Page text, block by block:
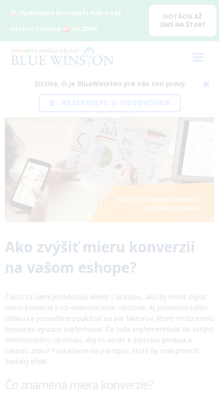
Vyskúšajte Microsoft Ads a náš
nástroj zdarma
do 2026!
DOTÁCIA AŽ
350$ NA ŠTART
Zistite, či je BlueWinston pre vás ten pravý
REZERVUJTE SI VIDEOHOVOR
Domov / Blog / Novinky / Ako zvýšiť mieru konverzií na vašom
eshope?
Larger
Ako zvýšiť mieru konverzií
na vašom eshope?
Často za nami prichádzajú klienti s otázkou, ako by mohli zvýšiť
mieru konverzií v ich elektronickom obchode. Aj pomocou tohto
článku sa posnažíme poukázať na pár faktorov, ktoré môžu mieru
konverzie výrazne ovplyvňovať. Čo teda implementovať do svojho
elektronického obchodu, aby to viedlo k zvýšeniu predaja a
nárastu zisku? Poukážeme na pár tipov, ktoré by mali priniesť
žiadaný efekt.
Čo znamená miera konverzie?